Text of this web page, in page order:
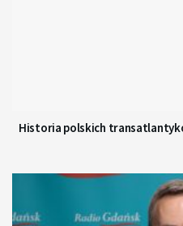
Historia polskich